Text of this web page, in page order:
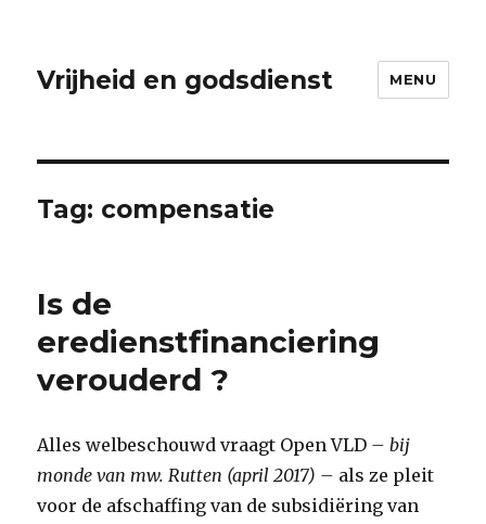
Vrijheid en godsdienst MENU
Tag: compensatie
Is de
eredienstfinanciering
verouderd ?
Alles welbeschouwd vraagt Open VLD – bij
monde van mw. Rutten (april 2017) – als ze pleit
voor de afschaffing van de subsidiëring van